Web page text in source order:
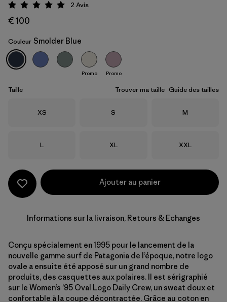
Smolder Blue
Évaluation: 5 / 5
2 Avis
€ 100
Couleur Smolder Blue
Promo Promo
Taille Trouver ma taille Guide des tailles
Taille
XS Taille
S Taille
M
Taille
L Taille
XL Taille
XXL
Ajouter au panier
Informations sur la livraison, Retours & Echanges
Conçu spécialement en 1995 pour le lancement de la
nouvelle gamme surf de Patagonia de l’époque, notre logo
ovale a ensuite été apposé sur un grand nombre de
produits, des casquettes aux polaires. Il est sérigraphié
sur le Women’s ’95 Oval Logo Daily Crew, un sweat doux et
confortable à la coupe décontractée. Grâce au coton en